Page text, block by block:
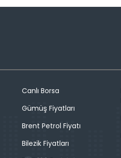
Canlı Borsa
Gümüş Fiyatları
Brent Petrol Fiyatı
Bilezik Fiyatları